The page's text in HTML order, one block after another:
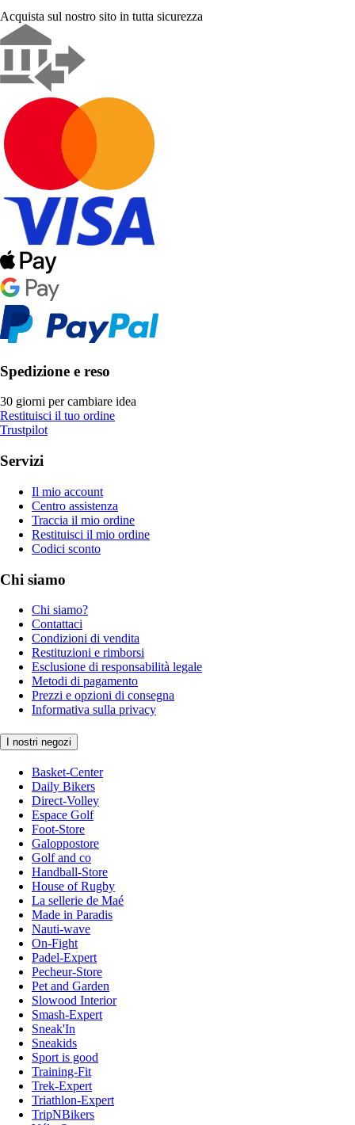
Acquista sul nostro sito in tutta sicurezza
Spedizione e reso
30 giorni per cambiare idea
Restituisci il tuo ordine
Trustpilot
Servizi
Il mio account
Centro assistenza
Traccia il mio ordine
Restituisci il mio ordine
Codici sconto
Chi siamo
Chi siamo?
Contattaci
Condizioni di vendita
Restituzioni e rimborsi
Esclusione di responsabilità legale
Metodi di pagamento
Prezzi e opzioni di consegna
Informativa sulla privacy
I nostri negozi
Basket-Center
Daily Bikers
Direct-Volley
Espace Golf
Foot-Store
Galoppostore
Golf and co
Handball-Store
House of Rugby
La sellerie de Maé
Made in Paradis
Nauti-wave
On-Fight
Padel-Expert
Pecheur-Store
Pet and Garden
Slowood Interior
Smash-Expert
Sneak'In
Sneakids
Sport is good
Training-Fit
Trek-Expert
Triathlon-Expert
TripNBikers